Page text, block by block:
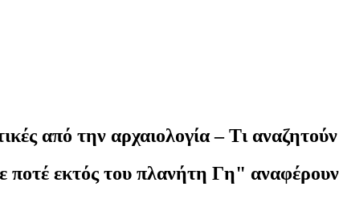
από την αρχαιολογία – Τι αναζητούν
ποτέ εκτός του πλανήτη Γη"